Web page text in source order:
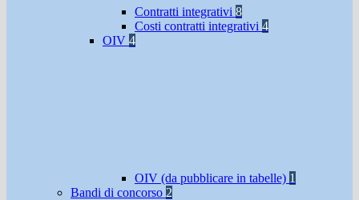
Contratti integrativi 8
Costi contratti integrativi 4
OIV 4
OIV (da pubblicare in tabelle) 1
Bandi di concorso 2